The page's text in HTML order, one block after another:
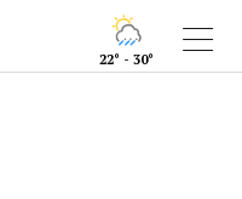
22° - 30°